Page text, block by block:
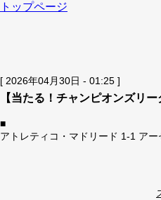
トップページ
[ 2026年04月30日 - 01:25 ]
【当たる！チャンピオンズリー
■
アトレティコ・マドリード 1-1 アー